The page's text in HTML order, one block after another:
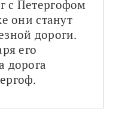
с Петергофом
они станут
дороги.
его
дорога